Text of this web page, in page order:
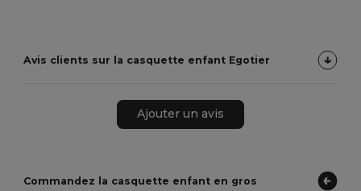
Avis clients sur la casquette enfant Egotier
Ajouter un avis
Commandez la casquette enfant en gros